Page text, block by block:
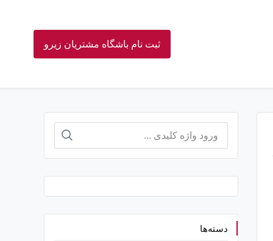
ثبت نام باشگاه مشتریان زیرو
دسته‌ها